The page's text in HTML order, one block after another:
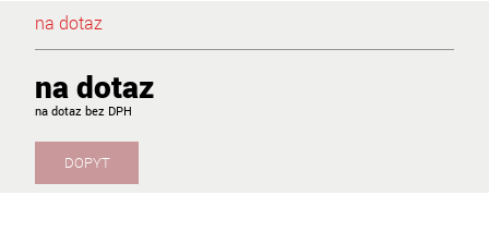
na dotaz
na dotaz
na dotaz
DOPYT